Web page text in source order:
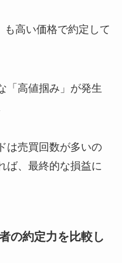
高い価格で約定して
「高値掴み」が発生
は売買回数が多いの
ば、最終的な損益に
の約定力を比較し